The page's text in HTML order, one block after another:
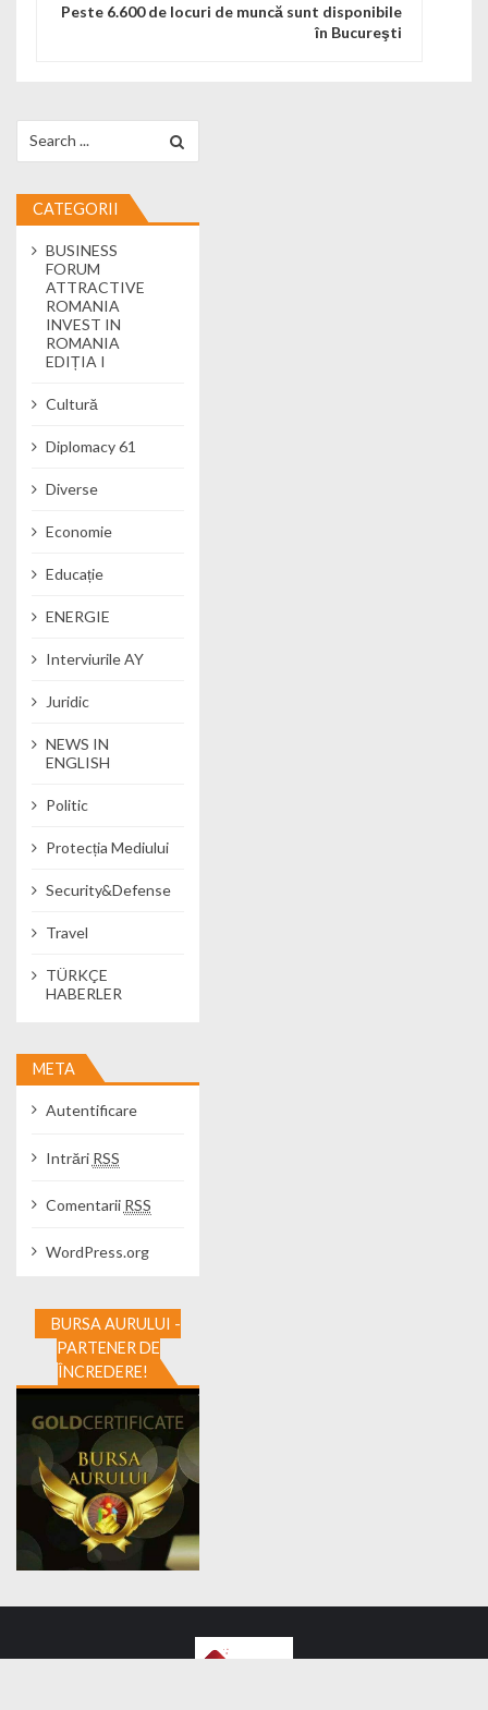
Peste 6.600 de locuri de muncă sunt disponibile
în Bucureşti
CATEGORII
BUSINESS
FORUM
ATTRACTIVE
ROMANIA
INVEST IN
ROMANIA
EDIȚIA I
Cultură
Diplomacy 61
Diverse
Economie
Educație
ENERGIE
Interviurile AY
Juridic
NEWS IN
ENGLISH
Politic
Protecția Mediului
Security&Defense
Travel
TÜRKÇE
HABERLER
META
Autentificare
Intrări RSS
Comentarii RSS
WordPress.org
BURSA AURULUI -
PARTENER DE
ÎNCREDERE!